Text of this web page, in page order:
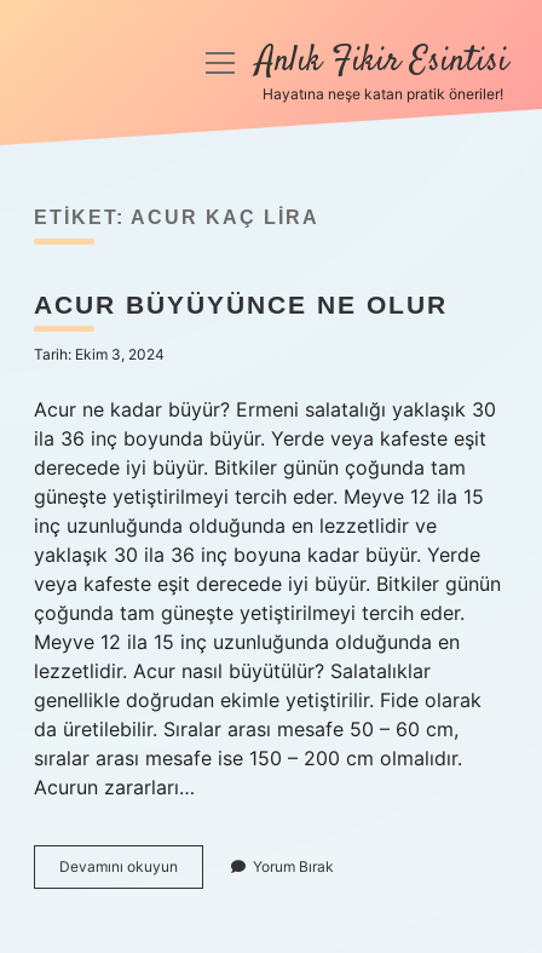
Anasayfa
Yasal Uyarı
Hakkımızda
menüyüAnlık Fikir Esintisi
Hayatına neşe katan pratik öneriler!
ETIKET: ACUR KAÇ LIRA
ACUR BÜYÜYÜNCE NE OLUR
Tarih: Ekim 3, 2024
Acur ne kadar büyür? Ermeni salatalığı yaklaşık 30
ila 36 inç boyunda büyür. Yerde veya kafeste eşit
derecede iyi büyür. Bitkiler günün çoğunda tam
güneşte yetiştirilmeyi tercih eder. Meyve 12 ila 15
inç uzunluğunda olduğunda en lezzetlidir ve
yaklaşık 30 ila 36 inç boyuna kadar büyür. Yerde
veya kafeste eşit derecede iyi büyür. Bitkiler günün
çoğunda tam güneşte yetiştirilmeyi tercih eder.
Meyve 12 ila 15 inç uzunluğunda olduğunda en
lezzetlidir. Acur nasıl büyütülür? Salatalıklar
genellikle doğrudan ekimle yetiştirilir. Fide olarak
da üretilebilir. Sıralar arası mesafe 50 – 60 cm,
sıralar arası mesafe ise 150 – 200 cm olmalıdır.
Acurun zararları…
Devamını okuyun
Büyüyünce
Yorum Bırak